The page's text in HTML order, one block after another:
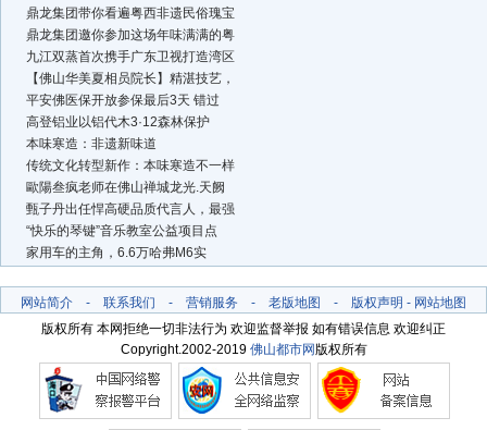
鼎龙集团带你看遍粤西非遗民俗瑰宝
鼎龙集团邀你参加这场年味满满的粤
九江双蒸首次携手广东卫视打造湾区
【佛山华美夏相员院长】精湛技艺，
平安佛医保开放参保最后3天 错过
高登铝业以铝代木3·12森林保护
本味寒造：非遗新味道
传统文化转型新作：本味寒造不一样
歐陽叁疯老师在佛山禅城龙光.天阙
甄子丹出任悍高硬品质代言人，最强
“快乐的琴键”音乐教室公益项目点
家用车的主角，6.6万哈弗M6实
网站简介 - 联系我们 - 营销服务 - 老版地图 - 版权声明 - 网站地图
版权所有 本网拒绝一切非法行为 欢迎监督举报 如有错误信息 欢迎纠正
Copyright.2002-2019 佛山都市网版权所有